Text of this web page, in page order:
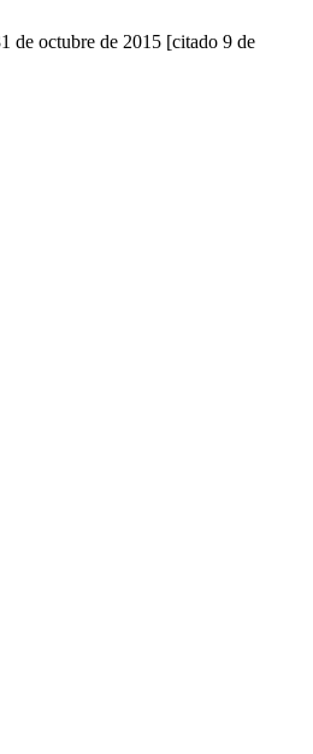
de octubre de 2015 [citado 9 de